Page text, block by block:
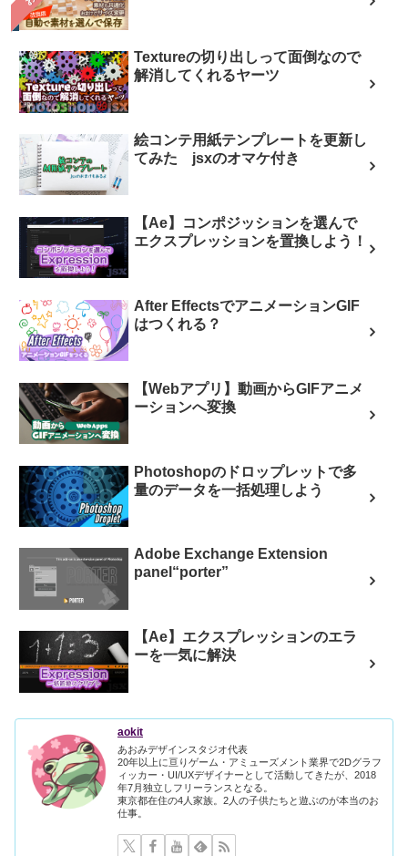
Textureの切り出しって面倒なので
解消してくれるヤーツ
絵コンテ用紙テンプレートを更新し
てみた jsxのオマケ付き
【Ae】コンポジッションを選んで
エクスプレッションを置換しよう！
After EffectsでアニメーションGIF
はつくれる？
【Webアプリ】動画からGIFアニメ
ーションへ変換
Photoshopのドロップレットで多
量のデータを一括処理しよう
Adobe Exchange Extension
panel“porter”
【Ae】エクスプレッションのエラ
ーを一気に解決
aokit
あおみデザインスタジオ代表
20年以上に亘りゲーム・アミューズメント業界で2Dグラフ
ィッカー・UI/UXデザイナーとして活動してきたが、2018
年7月独立しフリーランスとなる。
東京都在住の4人家族。2人の子供たちと遊ぶのが本当のお
仕事。